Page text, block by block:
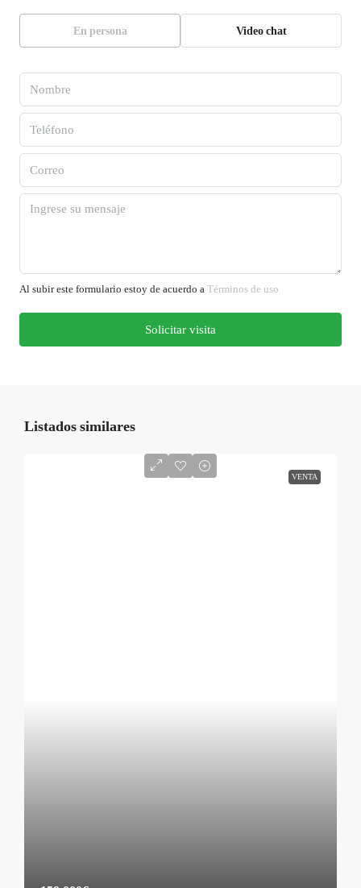
En persona Video chat
Al subir este formulario estoy de acuerdo a Términos de uso
Solicitar visita
Listados similares
VENTA